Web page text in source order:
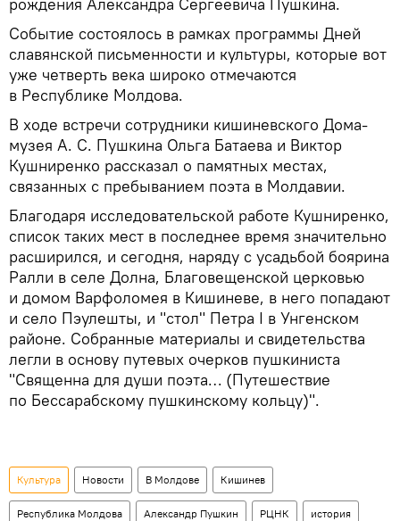
Событие состоялось в рамках программы Дней
славянской письменности и культуры, которые вот
уже четверть века широко отмечаются
в Республике Молдова.
В ходе встречи сотрудники кишиневского Дома-
музея А. С. Пушкина Ольга Батаева и Виктор
Кушниренко рассказал о памятных местах,
связанных с пребыванием поэта в Молдавии.
Благодаря исследовательской работе Кушниренко,
список таких мест в последнее время значительно
расширился, и сегодня, наряду с усадьбой боярина
Ралли в селе Долна, Благовещенской церковью
и домом Варфоломея в Кишиневе, в него попадают
и село Пэулешты, и "стол" Петра I в Унгенском
районе. Собранные материалы и свидетельства
легли в основу путевых очерков пушкиниста
"Священна для души поэта… (Путешествие
по Бессарабскому пушкинскому кольцу)".
Культура Новости В Молдове Кишинев
Республика Молдова Александр Пушкин РЦНК история